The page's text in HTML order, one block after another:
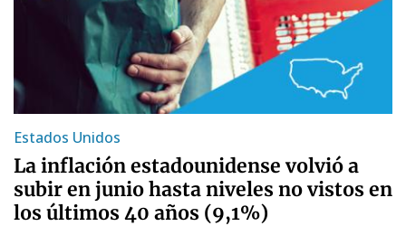
Estados Unidos
La inflación estadounidense volvió a
subir en junio hasta niveles no vistos en
los últimos 40 años (9,1%)